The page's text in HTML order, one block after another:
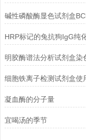
碱性磷酸酶显色试剂盒
HRP标记的兔抗狗IgG纯
明胶酶谱法分析试剂盒染
细胞铁离子检测试剂盒使
凝血酶的分子量
宜喝汤的季节